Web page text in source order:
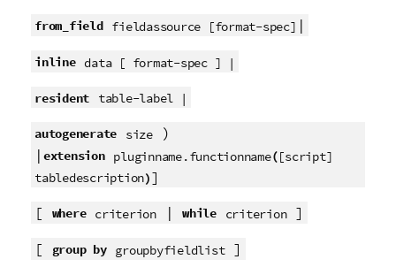
from_field fieldassource [format-spec] |
inline data [ format-spec ] |
resident table-label |
autogenerate size)
| extension pluginname.functionname([script]
tabledescription)]
[ where criterion| while criterion]
[ group by groupbyfieldlist]